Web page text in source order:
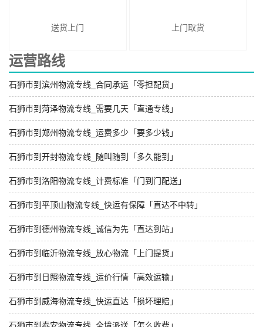
送货上门 上门取货
运营路线
石狮市到滨州物流专线_合同承运「零担配货」
石狮市到菏泽物流专线_需要几天「直通专线」
石狮市到郑州物流专线_运费多少「要多少钱」
石狮市到开封物流专线_随叫随到「多久能到」
石狮市到洛阳物流专线_计费标准「门到门配送」
石狮市到平顶山物流专线_快运有保障「直达不中转」
石狮市到德州物流专线_诚信为先「直达到站」
石狮市到临沂物流专线_放心物流「上门提货」
石狮市到日照物流专线_运价行情「高效运输」
石狮市到威海物流专线_快运直达「损坏理赔」